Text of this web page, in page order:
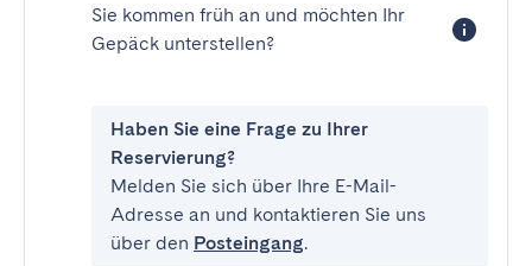
Sie kommen früh an und möchten Ihr
Gepäck unterstellen?
Haben Sie eine Frage zu Ihrer
Reservierung?
Melden Sie sich über Ihre E-Mail-
Adresse an und kontaktieren Sie uns
über den Posteingang.